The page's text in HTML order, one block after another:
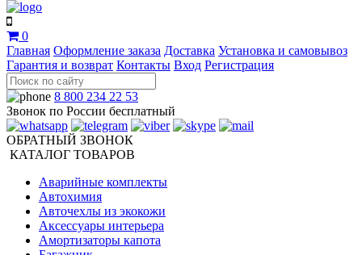
0
Главная Оформление заказа Доставка Установка и самовывоз
Гарантия и возврат Контакты Вход Регистрация
8 800 234 22 53
Звонок по России бесплатный
ОБРАТНЫЙ ЗВОНОК
КАТАЛОГ ТОВАРОВ
Аварийные комплекты
Автохимия
Авточехлы из экокожи
Аксессуары интерьера
Амортизаторы капота